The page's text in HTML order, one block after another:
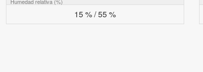
15 % / 55 %